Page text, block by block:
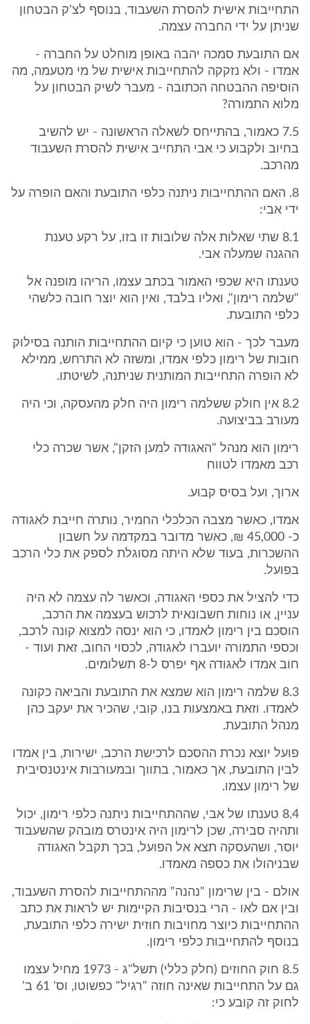
התחייבות אישית להסרת השעבוד, בנוסף לצ'ק הבטחון
שניתן על ידי החברה עצמה.
אם התובעת סמכה יהבה באופן מוחלט על החברה -
אמדו - ולא נזקקה להתחייבות אישית של מי מטעמה, מה
הוסיפה ההבטחה הכתובה - מעבר לשיק הבטחון על
מלוא התמורה?
7.5 כאמור, בהתייחס לשאלה הראשונה - יש להשיב
בחיוב ולקבוע כי אבי התחייב אישית להסרת השעבוד
מהרכב.
8. האם ההתחייבות ניתנה כלפי התובעת והאם הופרה על
ידי אבי:
8.1 שתי שאלות אלה שלובות זו בזו, על רקע טענת
ההגנה שמעלה אבי.
טענתו היא שכפי האמור בכתב עצמו, הריהו מופנה אל
"שלמה רימון", ואליו בלבד, ואין הוא יוצר חובה כלשהי
כלפי התובעת.
מעבר לכך - הוא טוען כי קיום ההתחייבות הותנה בסילוק
חובות של רימון כלפי אמדו, ומשזה לא התרחש, ממילא
לא הופרה התחייבות המותנית שניתנה, לשיטתו.
8.2 אין חולק ששלמה רימון היה חלק מהעסקה, וכי היה
מעורב בביצועה.
רימון הוא מנהל "האגודה למען הזקן", אשר שכרה כלי
רכב מאמדו לטווח
ארוך, ועל בסיס קבוע.
אמדו, כאשר מצבה הכלכלי החמיר, נותרה חייבת לאגודה
כ- 45,000 ₪, כאשר מדובר במקדמה על חשבון
ההשכרות, בעוד שלא היתה מסוגלת לספק את כלי הרכב
בפועל.
כדי להציל את כספי האגודה, וכאשר לה עצמה לא היה
עניין, או נוחות חשבונאית לרכוש בעצמה את הרכב,
הוסכם בין רימון לאמדו, כי הוא ינסה למצוא קונה לרכב,
וכספי התמורה יועברו לאגודה, לכסוי החוב, זאת ועוד -
חוב אמדו לאגודה אף יפרס ל-8 תשלומים.
8.3 שלמה רימון הוא שמצא את התובעת והביאה כקונה
לאמדו. וזאת באמצעות בנו, קובי, שהכיר את יעקב כהן
מנהל התובעת.
פועל יוצא נכרת ההסכם לרכישת הרכב, ישירות, בין אמדו
לבין התובעת, אך כאמור, בתווך ובמעורבות אינטנסיבית
של רימון עצמו.
8.4 טענתו של אבי, שההתחייבות ניתנה כלפי רימון, יכול
ותהיה סבירה, שכן לרימון היה אינטרס מובהק שהשעבוד
יוסר, ושהעסקה תצא אל הפועל, בכך תקבל האגודה
שבניהולו את כספה מאמדו.
אולם - בין שרימון "נהנה" מההתחייבות להסרת השעבוד,
ובין אם לאו - הרי בנסיבות הקיימות יש לראות את כתב
ההתחייבות כיוצר מחויבות חוזית ישירה כלפי התובעת,
בנוסף להתחייבות כלפי רימון.
8.5 חוק החוזים (חלק כללי) תשל"ג - 1973 מחיל עצמו
גם על התחייבות שאינה חוזה "רגיל" כפשוטו, וס' 61 ב'
לחוק זה קובע כי: